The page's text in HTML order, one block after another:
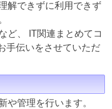
解できずに利用できず
ど、 IT関連まとめてコ
手伝いをさせていただ
や管理を行います。